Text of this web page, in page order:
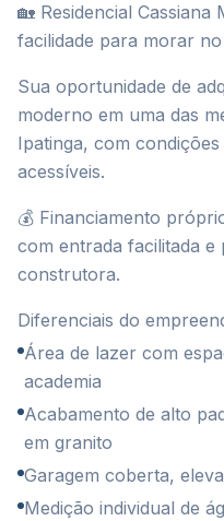
🏡 Residencial Cassiana
facilidade para morar
Sua oportunidade de
moderno em uma das
Ipatinga, com
acessíveis.
💰 Financiamento
com entrada facilitada e
construtora.
Diferenciais do
Área de lazer com
academia
Acabamento de alto
em granito
Garagem coberta,
Medição individual de